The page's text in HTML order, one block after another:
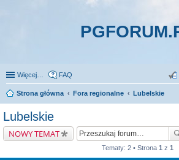
Więcej… FAQ
Strona główna Fora regionalne
Lubelskie
Lubelskie
NOWY TEMAT
Tematy: 2 • Strona 1 z 1